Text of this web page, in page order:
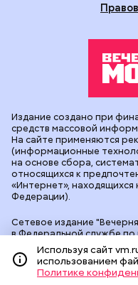
Сетевое издание
в Федеральной службе по
информационных
(Роскомнадзор).
90524 от 09.12.2025.
"Вечерняя Москва".
Издание создано при
средств массовой
На сайте применяются
(информационные
на основе сбора,
относящихся к
«Интернет»,
Федерации).
Используя сайт
использованием
Политике